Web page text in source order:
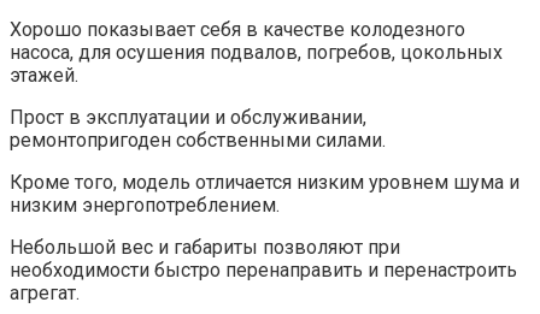
Хорошо показывает себя в качестве колодезного
насоса, для осушения подвалов, погребов, цокольных
этажей.
Прост в эксплуатации и обслуживании,
ремонтопригоден собственными силами.
Кроме того, модель отличается низким уровнем шума и
низким энергопотреблением.
Небольшой вес и габариты позволяют при
необходимости быстро перенаправить и перенастроить
агрегат.